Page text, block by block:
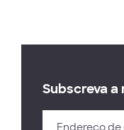
Subscreva a